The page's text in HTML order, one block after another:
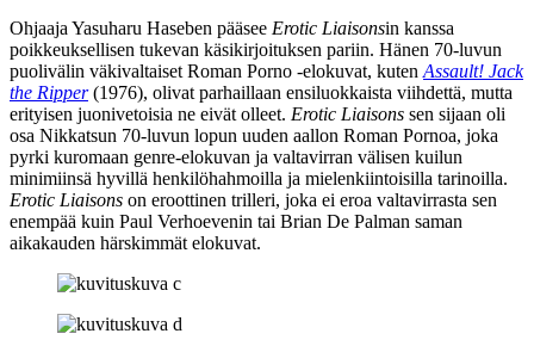
Ohjaaja Yasuharu Haseben pääsee Erotic Liaisonsin kanssa
poikkeuksellisen tukevan käsikirjoituksen pariin. Hänen 70‑luvun
puolivälin väkivaltaiset Roman Porno ‑elokuvat, kuten Assault! Jack
the Ripper(1976), olivat parhaillaan ensiluokkaista viihdettä, mutta
erityisen juonivetoisia ne eivät olleet. Erotic Liaisons sen sijaan oli
osa Nikkatsun 70‑luvun lopun uuden aallon Roman Pornoa, joka
pyrki kuromaan genre-elokuvan ja valtavirran välisen kuilun
minimiinsä hyvillä henkilöhahmoilla ja mielenkiintoisilla tarinoilla.
Erotic Liaisons on eroottinen trilleri, joka ei eroa valtavirrasta sen
enempää kuin Paul Verhoevenin tai Brian De Palman saman
aikakauden härskimmät elokuvat.